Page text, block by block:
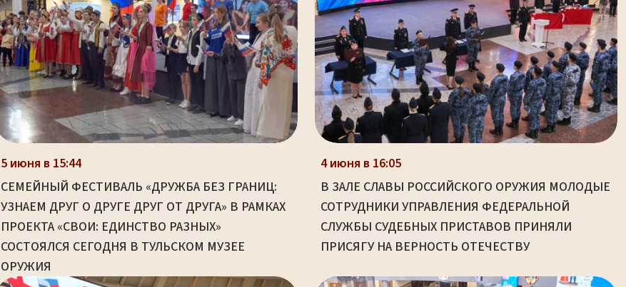
5 июня в 15:44
СЕМЕЙНЫЙ ФЕСТИВАЛЬ «ДРУЖБА БЕЗ ГРАНИЦ:
УЗНАЕМ ДРУГ О ДРУГЕ ДРУГ ОТ ДРУГА» В РАМКАХ
ПРОЕКТА «СВОИ: ЕДИНСТВО РАЗНЫХ»
СОСТОЯЛСЯ СЕГОДНЯ В ТУЛЬСКОМ МУЗЕЕ
ОРУЖИЯ
4 июня в 16:05
В ЗАЛЕ СЛАВЫ РОССИЙСКОГО ОРУЖИЯ МОЛОДЫЕ
СОТРУДНИКИ УПРАВЛЕНИЯ ФЕДЕРАЛЬНОЙ
СЛУЖБЫ СУДЕБНЫХ ПРИСТАВОВ ПРИНЯЛИ
ПРИСЯГУ НА ВЕРНОСТЬ ОТЕЧЕСТВУ